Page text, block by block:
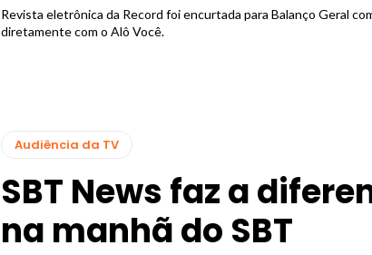
Revista eletrônica da Record foi encurtada para Balanço Geral
diretamente com o Alô Você.
Audiência da TV
SBT News faz a
na manhã do SBT